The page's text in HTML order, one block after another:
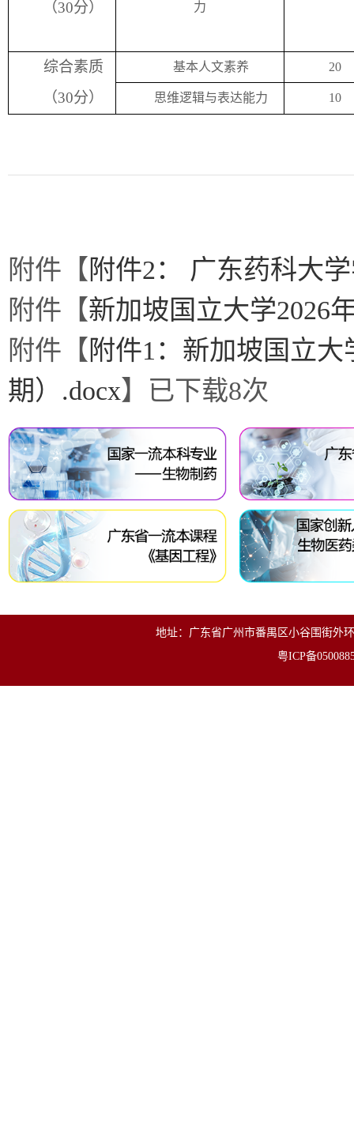
（30分） 力
综合素质
（30分）
基本人文素养 20
思维逻辑与表达能力 10
附件【 附件2： 广东药科大
附件【新加坡国立大学2026
附件【 附件1：新加坡国立
期）.docx】已下载8次
地址：广东省广州市番禺区小谷围街外
粤ICP备